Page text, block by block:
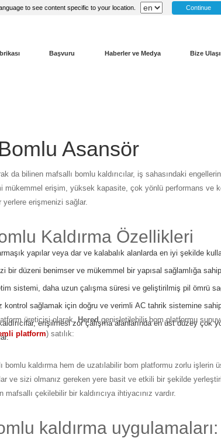
to see content specific to your location. Continue
Başvuru Haberler ve Medya Bize
Asansör
da bilinen mafsallı bomlu kaldırıcılar, iş sahasındaki
mükemmel erişim, yüksek kapasite, çok yönlü performans ve
yerlere erişmenizi sağlar.
Kaldırma Özellikleri
yapılar veya dar ve kalabalık alanlarda en iyi şekilde
bir düzeni benimser ve mükemmel bir yapısal sağlamlığa
sistemi, daha uzun çalışma süresi ve geliştirilmiş pil ömrü
kontrol sağlamak için doğru ve verimli AC tahrik sistemine
erişilmesi zor çalışma alanlarında en üst düzey çok
üreticisi olarak,Heredgenişletilebilir bom platformu
platform) satılık:
bomlu kaldırma hem de uzatılabilir bom platformu zorlu
ve sizi olmanız gereken yere basit ve etkili bir şekilde
çekilebilir bir kaldırıcıya ihtiyacınız vardır.
kaldırma uygulamaları: